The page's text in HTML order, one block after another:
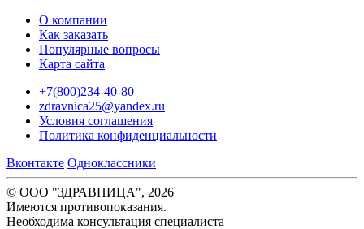
О компании
Как заказать
Популярные вопросы
Карта сайта
+7(800)234-40-80
zdravnica25@yandex.ru
Условия соглашения
Политика конфиденциальности
Вконтакте Одноклассники
© ООО "ЗДРАВНИЦА", 2026
Имеются противопоказания.
Необходима консультация специалиста